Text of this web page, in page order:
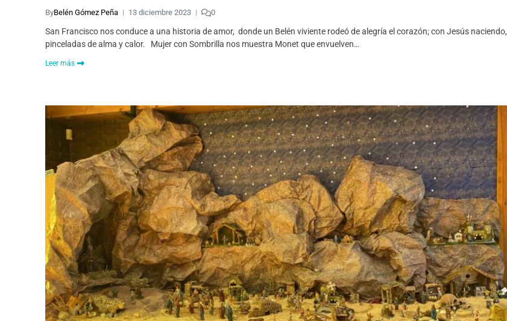
ByBelén Gómez Peña 13 diciembre 2023 0
San Francisco nos conduce a una historia de amor, donde un Belén viviente rodeó de alegría el corazón; con Jesús naciendo,
pinceladas de alma y calor. Mujer con Sombrilla nos muestra Monet que envuelven…
Leer más